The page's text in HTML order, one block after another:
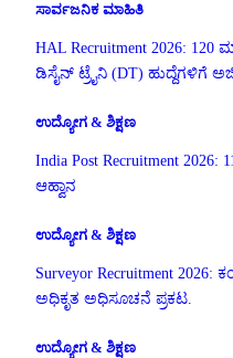
ಸಾರ್ವಜನಿಕ ಮಾಹಿತಿ
HAL Recruitment 2026:
ಡಿಸೈನ್ ಟ್ರೈನಿ (DT) ಹುದ್ದೆಗಳಿಗೆ
ಉದ್ಯೋಗ & ಶಿಕ್ಷಣ
India Post Recruitment
ಆಹ್ವಾನ
ಉದ್ಯೋಗ & ಶಿಕ್ಷಣ
Surveyor Recruitment
ಅಧಿಕೃತ ಅಧಿಸೂಚನೆ ಪ್ರಕಟ.
ಉದ್ಯೋಗ & ಶಿಕ್ಷಣ